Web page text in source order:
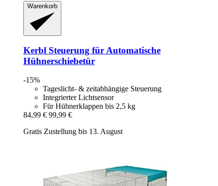
Warenkorb
Kerbl Steuerung für Automatische
Hühnerschiebetür
-15%
Tageslicht- & zeitabhängige Steuerung
Integrierter Lichtsensor
Für Hühnerklappen bis 2,5 kg
84,99 € 99,99 €
Gratis Zustellung bis 13. August